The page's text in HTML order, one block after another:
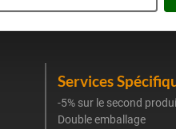
Services
-5% sur le second
Double emballage